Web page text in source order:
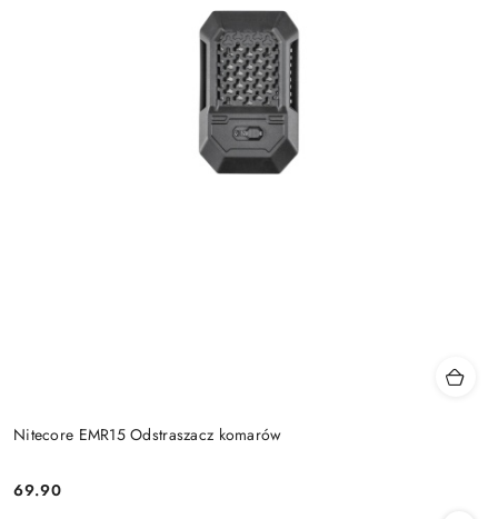
Nitecore EMR15 Odstraszacz komarów
Cena:
69.90